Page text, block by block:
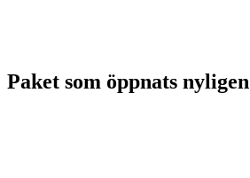
Paket som öppnats nyligen